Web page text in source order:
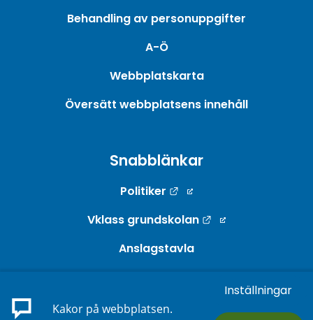
Behandling av personuppgifter
A-Ö
Webbplatskarta
Översätt webbplatsens innehåll
Snabblänkar
Politiker
Länk till annan
Vklass grundskolan
Länk till annan
Anslagstavla
E-tjänster
Kakor på webbplatsen.
Inställningar